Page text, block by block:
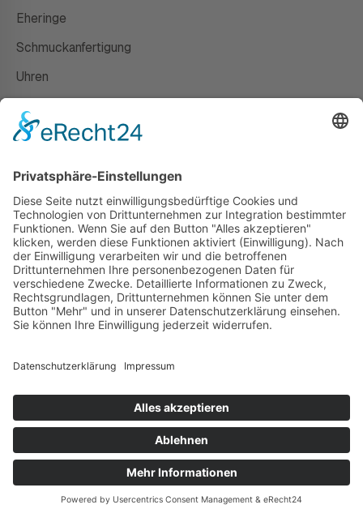
Eheringe
Schmuckanfertigung
Uhren
Susanne Steiger
Geschäfte
Newsletter
Kontakt
© 2026 JUWELIER STEIGER
VERTRAG WIDERRUFEN
PERFORMANCE BY ·GREITMANN